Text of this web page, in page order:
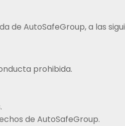
de AutoSafeGroup, a las
prohibida.
de AutoSafeGroup.